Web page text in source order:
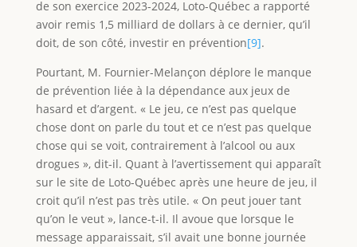
de son exercice 2023-2024, Loto-Québec a rapporté
avoir remis 1,5 milliard de dollars à ce dernier, qu’il
doit, de son côté, investir en prévention[9].
Pourtant, M. Fournier-Melançon déplore le manque
de prévention liée à la dépendance aux jeux de
hasard et d’argent. « Le jeu, ce n’est pas quelque
chose dont on parle du tout et ce n’est pas quelque
chose qui se voit, contrairement à l’alcool ou aux
drogues », dit-il. Quant à l’avertissement qui apparaît
sur le site de Loto-Québec après une heure de jeu, il
croit qu’il n’est pas très utile. « On peut jouer tant
qu’on le veut », lance-t-il. Il avoue que lorsque le
message apparaissait, s’il avait une bonne journée